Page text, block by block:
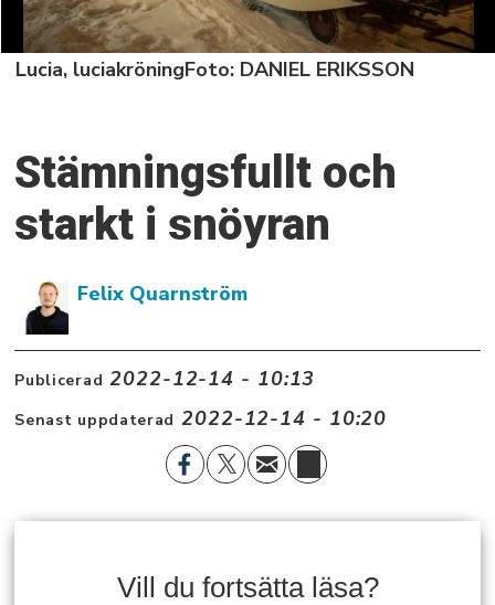
Lucia, luciakröningFoto: DANIEL ERIKSSON
Stämningsfullt och
starkt i snöyran
Felix Quarnström
Publicerad 2022-12-14 - 10:13
Senast uppdaterad 2022-12-14 - 10:20
Vill du fortsätta läsa?